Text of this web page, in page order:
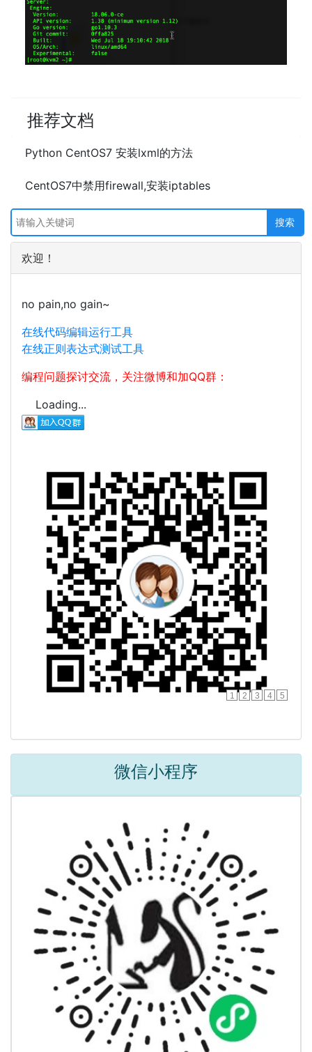
推荐文档
Python CentOS7 安装lxml的方法
CentOS7中禁用firewall,安装iptables
欢迎！
no pain,no gain~
在线代码编辑运行工具
在线正则表达式测试工具
编程问题探讨交流，关注微博和加QQ群：
Loading...
1 2 3 4 5
微信小程序